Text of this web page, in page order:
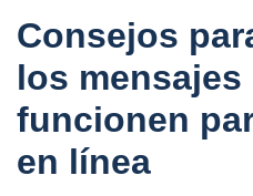
Consejos
los
funcionen
en línea